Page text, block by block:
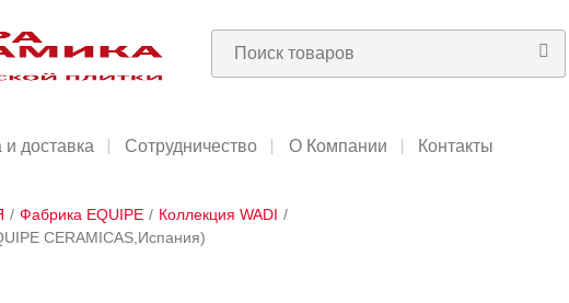
доставка Сотрудничество О Компании Контакты
/ Фабрика EQUIPE / Коллекция WADI /
CERAMICAS,Испания)